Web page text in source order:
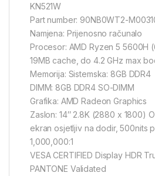
KN521W
Part number: 90NB0WT2-
Namjena: Prijenosno računalo
Procesor: AMD Ryzen 5 5600H
19MB cache, do 4.2 GHz max
Memorija: Sistemska: 8GB DDR4
DIMM: 8GB DDR4 SO-DIMM
Grafika: AMD Radeon Graphics
Zaslon: 14″ 2.8K (2880 x 1800)
ekran osjetljiv na dodir, 500nits
1,000,000:1
VESA CERTIFIED Display HDR
PANTONE Validated